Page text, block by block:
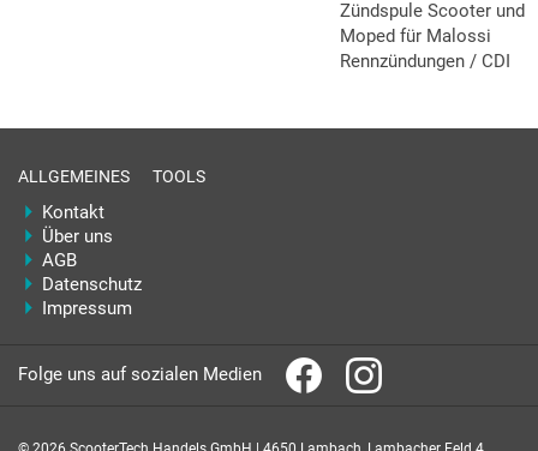
Zündspule Scooter und
Moped für Malossi
Rennzündungen / CDI
ALLGEMEINES
Kontakt
Über uns
AGB
Datenschutz
Impressum
TOOLS
Folge uns auf sozialen Medien